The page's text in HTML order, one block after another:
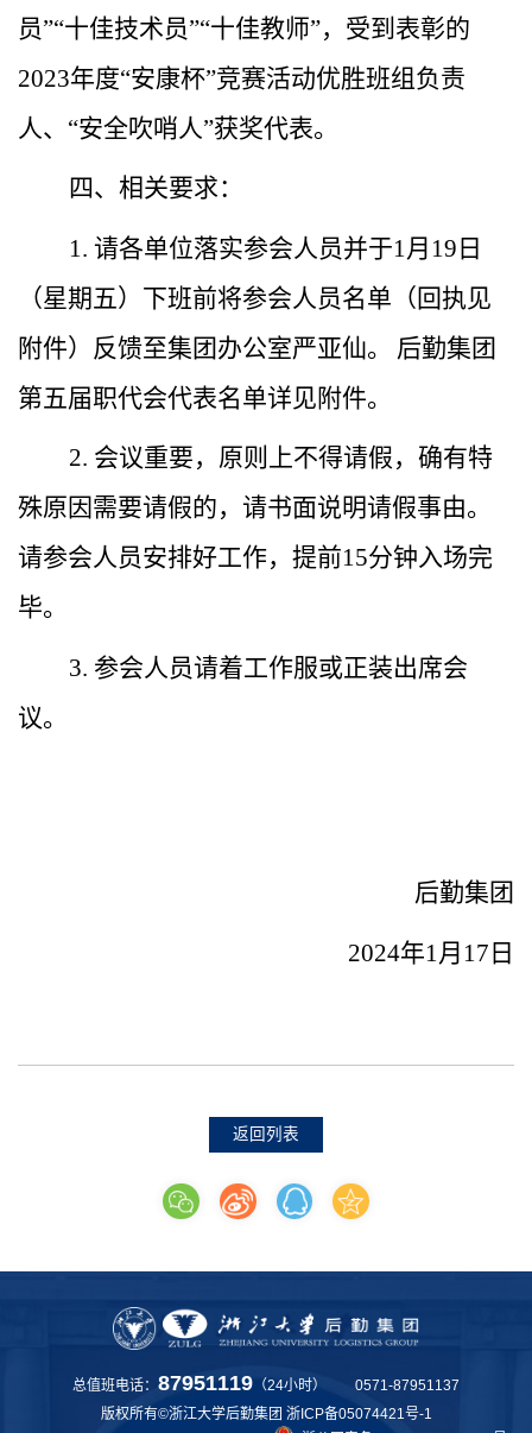
员”“十佳技术员”“十佳教师”，受到表彰的
2023年度“安康杯”竞赛活动优胜班组负责
人、“安全吹哨人”获奖代表。
四、相关要求：
1. 请各单位落实参会人员并于1月19日
（星期五）下班前将参会人员名单（回执见
附件）反馈至集团办公室严亚仙。
后勤集团
第五届职代会代表名单详见附件。
2. 会议重要，原则上不得请假，确有特
殊原因需要请假的，请书面说明请假事由。
请参会人员安排好工作，提前15分钟入场完
毕。
3. 参会人员请着工作服或正装出席会
议。
后勤集团
2024年1月17日
返回列表
总值班电话： 87951119 （24小时） 0571-87951137
版权所有©浙江大学后勤集团 浙ICP备05074421号-1